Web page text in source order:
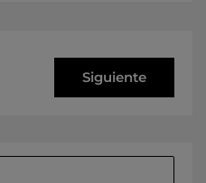
Siguiente